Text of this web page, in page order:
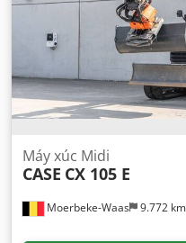
Moerbeke-Waas 9.772 km
Máy xúc Midi
CASE CX 105 E